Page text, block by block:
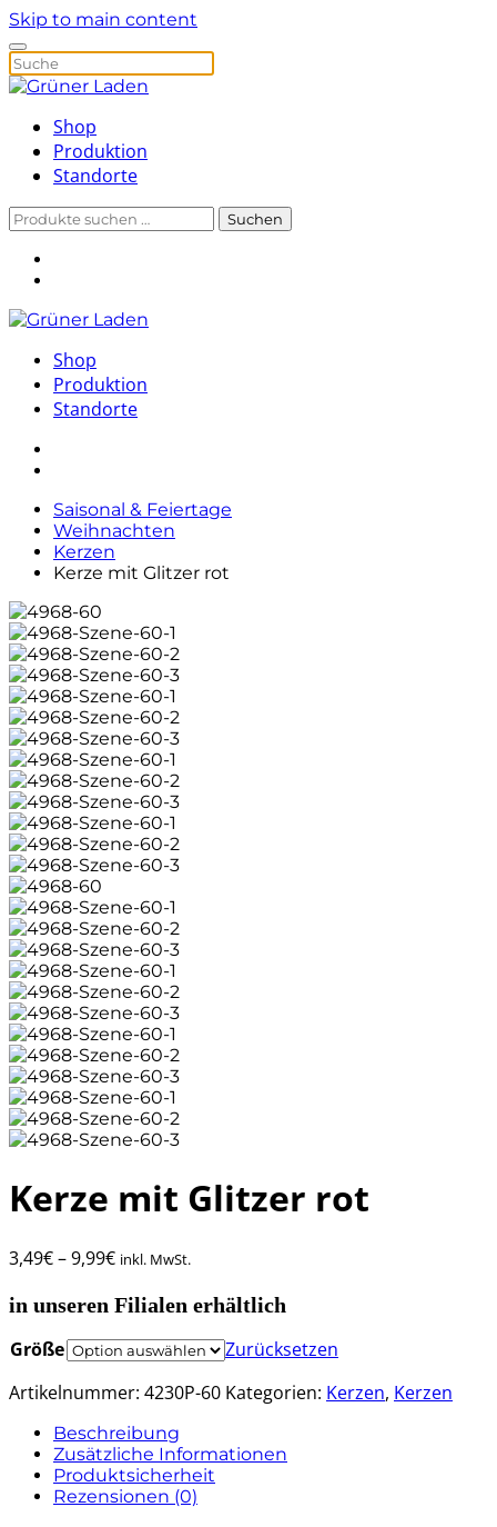
Skip to main content
Shop
Produktion
Standorte
Suchen
Suchen
Shop
Produktion
Standorte
Saisonal & Feiertage
Weihnachten
Kerzen
Kerze mit Glitzer rot
Kerze mit Glitzer rot
3,49€–9,99€ inkl. MwSt.
in unseren Filialen erhältlich
Größe
Zurücksetzen
Artikelnummer: 4230P-60 Kategorien: Kerzen, Kerzen
Beschreibung
Zusätzliche Informationen
Produktsicherheit
Rezensionen (0)